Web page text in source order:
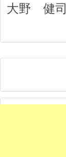
大野 健司